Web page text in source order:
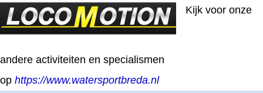
Kijk voor onze
andere activiteiten en specialismen
op https://www.watersportbreda.nl